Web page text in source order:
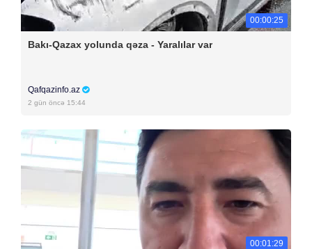
00:00:25
Bakı-Qazax yolunda qəza - Yaralılar var
Qafqazinfo.az
2 gün öncə 15:44
00:01:29